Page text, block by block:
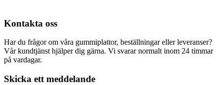
Kontakta oss
Har du frågor om våra gummiplattor, beställningar eller leveranser?
Vår kundtjänst hjälper dig gärna. Vi svarar normalt inom 24 timmar
på vardagar.
Skicka ett meddelande